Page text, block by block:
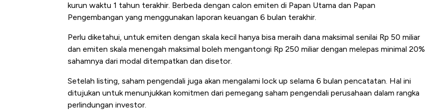
kurun waktu 1 tahun terakhir. Berbeda dengan calon emiten di Papan Utama dan Papan
Pengembangan yang menggunakan laporan keuangan 6 bulan terakhir.
Perlu diketahui, untuk emiten dengan skala kecil hanya bisa meraih dana maksimal senilai Rp 50 miliar
dan emiten skala menengah maksimal boleh mengantongi Rp 250 miliar dengan melepas minimal 20%
sahamnya dari modal ditempatkan dan disetor.
Setelah listing, saham pengendali juga akan mengalami lock up selama 6 bulan pencatatan. Hal ini
ditujukan untuk menunjukkan komitmen dari pemegang saham pengendali perusahaan dalam rangka
perlindungan investor.